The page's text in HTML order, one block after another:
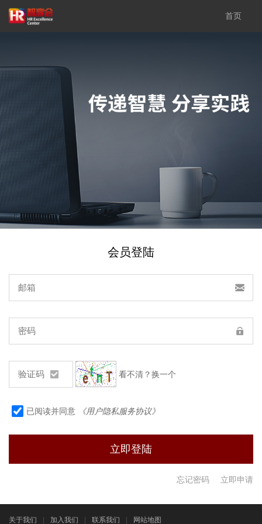
首页
会员登陆
看不清？换一个
已阅读并同意 《用户隐私服务协议》
忘记密码 立即申请
关于我们 加入我们 联系我们 网站地图